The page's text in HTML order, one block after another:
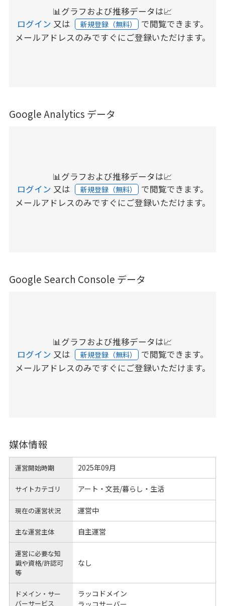
📊グラフおよび推移データは📈
ログイン 又は 新規登録（無料） で閲覧できます。
メールアドレスのみですぐにご登録いただけます。
Google Analytics データ
📊グラフおよび推移データは📈
ログイン 又は 新規登録（無料） で閲覧できます。
メールアドレスのみですぐにご登録いただけます。
Google Search Console データ
📊グラフおよび推移データは📈
ログイン 又は 新規登録（無料） で閲覧できます。
メールアドレスのみですぐにご登録いただけます。
媒体情報
運営開始時期 2025年09月
サイトカテゴリ アート・文芸/暮らし・生活
現在の運営状況 運営中
主な運営主体 自主運営
運営に必要な知
識や資格/許認可
等
なし
ドメイン・サー
バーサービス
ラッコドメイン
ラッコサーバー